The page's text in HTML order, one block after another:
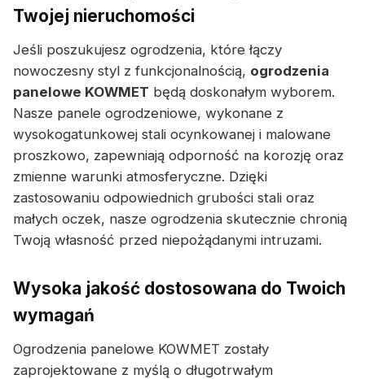
Twojej nieruchomości
Jeśli poszukujesz ogrodzenia, które łączy
nowoczesny styl z funkcjonalnością, ogrodzenia
panelowe KOWMET będą doskonałym wyborem.
Nasze panele ogrodzeniowe, wykonane z
wysokogatunkowej stali ocynkowanej i malowane
proszkowo, zapewniają odporność na korozję oraz
zmienne warunki atmosferyczne. Dzięki
zastosowaniu odpowiednich grubości stali oraz
małych oczek, nasze ogrodzenia skutecznie chronią
Twoją własność przed niepożądanymi intruzami.
Wysoka jakość dostosowana do Twoich
wymagań
Ogrodzenia panelowe KOWMET zostały
zaprojektowane z myślą o długotrwałym